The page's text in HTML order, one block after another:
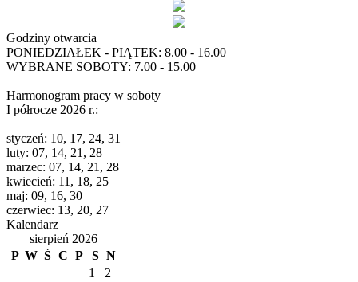
Godziny otwarcia
PONIEDZIAŁEK - PIĄTEK: 8.00 - 16.00
WYBRANE SOBOTY: 7.00 - 15.00
Harmonogram pracy w soboty
I półrocze 2026 r.:
styczeń: 10, 17, 24, 31
luty: 07, 14, 21, 28
marzec: 07, 14, 21, 28
kwiecień: 11, 18, 25
maj: 09, 16, 30
czerwiec: 13, 20, 27
Kalendarz
sierpień 2026
P W Ś C P S N
1
2